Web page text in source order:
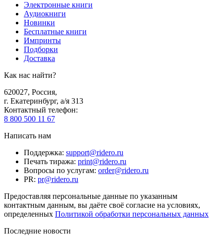
Электронные книги
Аудиокниги
Новинки
Бесплатные книги
Импринты
Подборки
Доставка
Как нас найти?
620027, Россия,
г. Екатеринбург, а/я 313
Контактный телефон:
8 800 500 11 67
Написать нам
Поддержка: support@ridero.ru
Печать тиража: print@ridero.ru
Вопросы по услугам: order@ridero.ru
PR: pr@ridero.ru
Предоставляя персональные данные по указанным
контактным данным, вы даёте своё согласие на условиях,
определенных Политикой обработки персональных данных
Последние новости